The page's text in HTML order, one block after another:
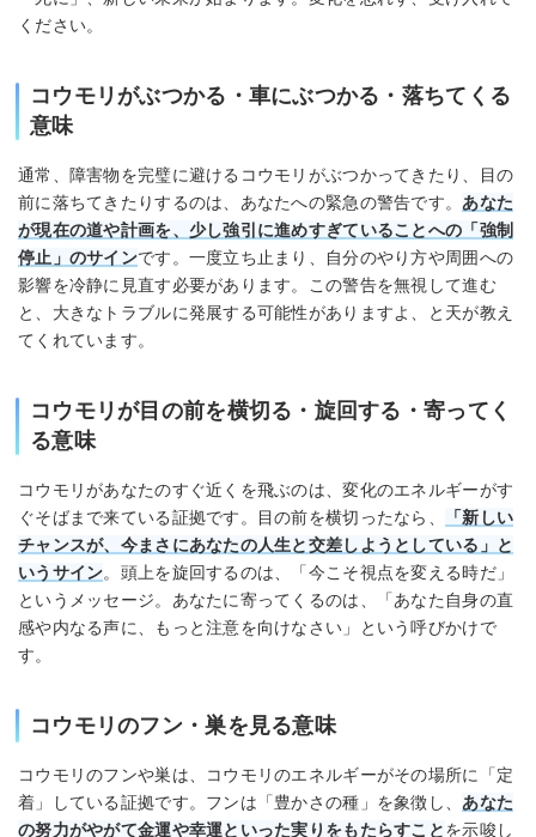
ください。
コウモリがぶつかる・車にぶつかる・落ちてくる
意味
通常、障害物を完璧に避けるコウモリがぶつかってきたり、目の
前に落ちてきたりするのは、あなたへの緊急の警告です。 あなた
が現在の道や計画を、少し強引に進めすぎていることへの「強制
停止」のサインです。一度立ち止まり、自分のやり方や周囲への
影響を冷静に見直す必要があります。この警告を無視して進む
と、大きなトラブルに発展する可能性がありますよ、と天が教え
てくれています。
コウモリが目の前を横切る・旋回する・寄ってく
る意味
コウモリがあなたのすぐ近くを飛ぶのは、変化のエネルギーがす
ぐそばまで来ている証拠です。目の前を横切ったなら、
「新しい
チャンスが、今まさにあなたの人生と交差しようとしている」と
いうサイン。頭上を旋回するのは、「今こそ視点を変える時だ」
というメッセージ。あなたに寄ってくるのは、「あなた自身の直
感や内なる声に、もっと注意を向けなさい」という呼びかけで
す。
コウモリのフン・巣を見る意味
コウモリのフンや巣は、コウモリのエネルギーがその場所に「定
着」している証拠です。フンは「豊かさの種」を象徴し、 あなた
の努力がやがて金運や幸運といった実りをもたらすことを示唆し